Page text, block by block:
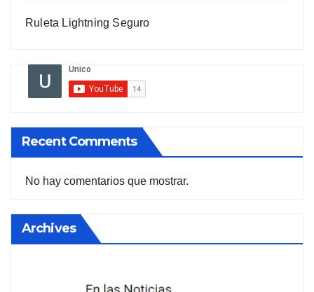
Ruleta Lightning Seguro
Recent Comments
No hay comentarios que mostrar.
Archives